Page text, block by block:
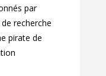
par
recherche
pirate de